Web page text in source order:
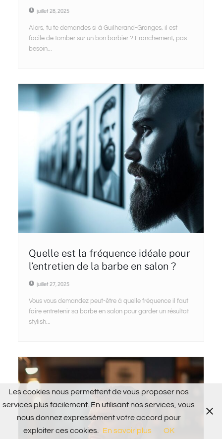
juillet 28, 2025
Alors, tu te demandes si à Guilherand-Granges, il est
facile de tomber sur un bon barbier ? Franchement, pas
besoin...
Quelle est la fréquence idéale pour
l’entretien de la barbe en salon ?
juillet 27, 2025
Vous vous demandez peut-être à quelle fréquence il faut
faire entretenir sa barbe en salon pour garder un résultat
stylish...
Les cookies nous permettent de vous proposer nos
services plus facilement. En utilisant nos services, vous
nous donnez expressément votre accord pour
exploiter ces cookies.
En savoir plus OK